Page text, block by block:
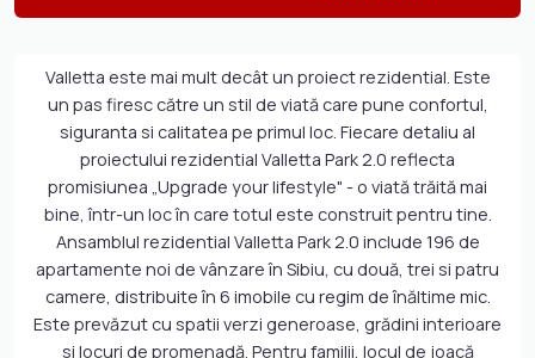
Valletta este mai mult decât un proiect rezidential. Este
un pas firesc către un stil de viată care pune confortul,
siguranta si calitatea pe primul loc. Fiecare detaliu al
proiectului rezidential Valletta Park 2.0 reflecta
promisiunea „Upgrade your lifestyle" - o viată trăită mai
bine, într-un loc în care totul este construit pentru tine.
Ansamblul rezidential Valletta Park 2.0 include 196 de
apartamente noi de vânzare în Sibiu, cu două, trei si patru
camere, distribuite în 6 imobile cu regim de înăltime mic.
Este prevăzut cu spatii verzi generoase, grădini interioare
si locuri de promenadă. Pentru familii, locul de joacă